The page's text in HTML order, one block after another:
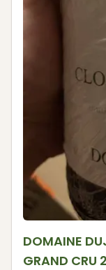
DOMAINE
GRAND CRU